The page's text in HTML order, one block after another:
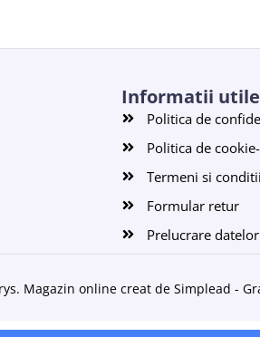
Informatii utile
Politica de
Politica de
Termeni si conditii
Formular retur
Prelucrare
Magazin online creat de Simplead -